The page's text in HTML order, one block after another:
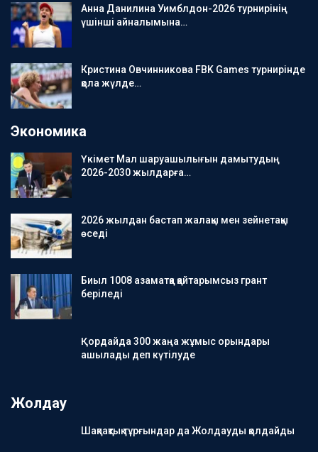
Анна Данилина Уимблдон-2026 турнирінің
үшінші айналымына…
Кристина Овчинникова FBK Games турнирінде
қола жүлде…
Экономика
Үкімет Мал шаруашылығын дамытудың
2026-2030 жылдарға…
2026 жылдан бастап жалақы мен зейнетақы
өседі
Биыл 1008 азаматқа қайтарымсыз грант
беріледі
Қордайда 300 жаңа жұмыс орындары
ашылады деп күтілуде
Жолдау
Шақпақтық тұрғындар да Жолдауды қолдайды